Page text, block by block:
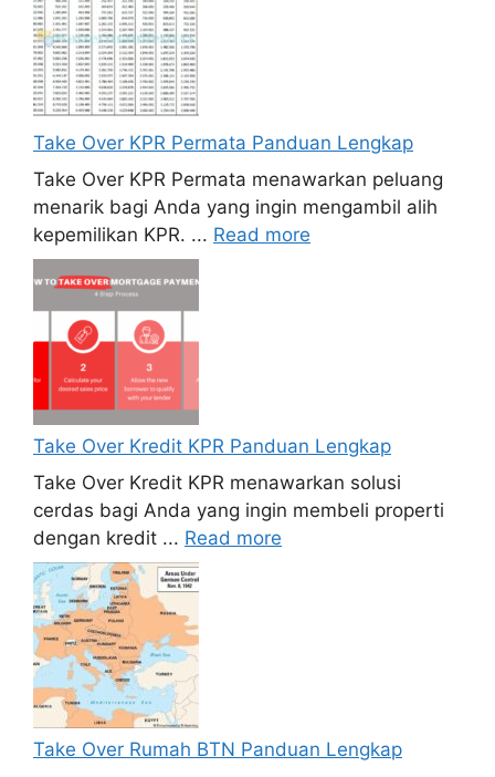
Take Over KPR Permata Panduan Lengkap
Take Over KPR Permata menawarkan peluang
menarik bagi Anda yang ingin mengambil alih
kepemilikan KPR. ... Read more
Take Over Kredit KPR Panduan Lengkap
Take Over Kredit KPR menawarkan solusi
cerdas bagi Anda yang ingin membeli properti
dengan kredit ... Read more
Take Over Rumah BTN Panduan Lengkap